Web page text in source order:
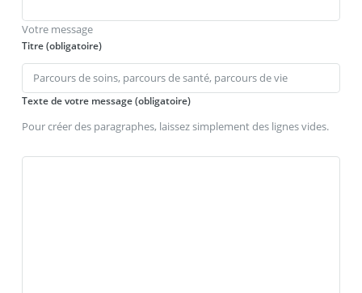
Votre message
Titre (obligatoire)
Texte de votre message (obligatoire)
Pour créer des paragraphes, laissez simplement des lignes vides.